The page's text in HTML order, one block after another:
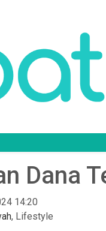
Dana
14:20
, Lifestyle